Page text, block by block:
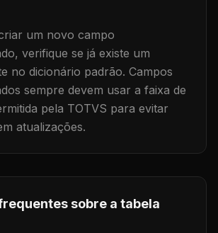
um novo campo
verifique se já existe um
no dicionário padrão. Campos
sempre devem usar a faixa de
pela TOTVS para evitar
atualizações.
sobre a tabela